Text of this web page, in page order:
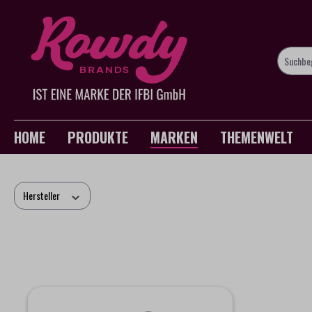
Zur Hauptnavigation springen
HOME PRODUKTE MARKEN THEMENWELT
Hersteller